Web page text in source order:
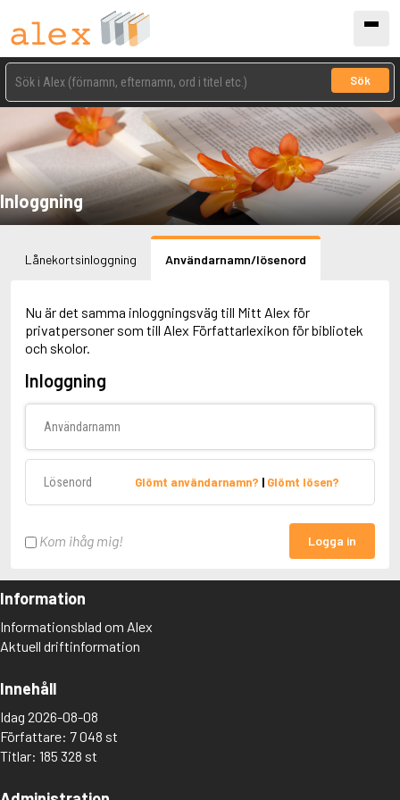
Sök
Inloggning
Lånekortsinloggning Användarnamn/lösenord
Nu är det samma inloggningsväg till Mitt Alex för
privatpersoner som till Alex Författarlexikon för bibliotek
och skolor.
Inloggning
Glömt användarnamn? | Glömt lösen?
Kom ihåg mig! Logga in
Information
Informationsblad om Alex
Aktuell driftinformation
Innehåll
Idag 2026-08-08
Författare: 7 048 st
Titlar: 185 328 st